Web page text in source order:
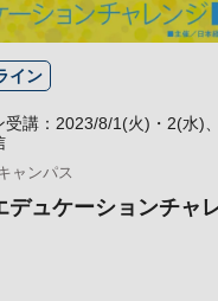
イン
受講：2023/8/1(火)・2(水)
ャンパス
デュケーションチャ